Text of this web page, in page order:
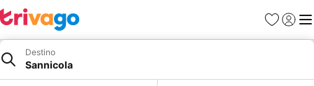
Favoritos
Iniciar
Destino
Sannicola